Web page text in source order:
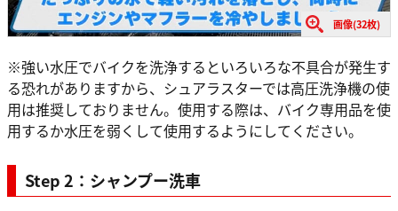
画像(32枚)
※強い水圧でバイクを洗浄するといろいろな不具合が発生す
る恐れがありますから、シュアラスターでは高圧洗浄機の使
用は推奨しておりません。使用する際は、バイク専用品を使
用するか水圧を弱くして使用するようにしてください。
Step 2：シャンプー洗車